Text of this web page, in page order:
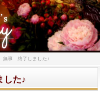
無事 終了しました♪
た♪